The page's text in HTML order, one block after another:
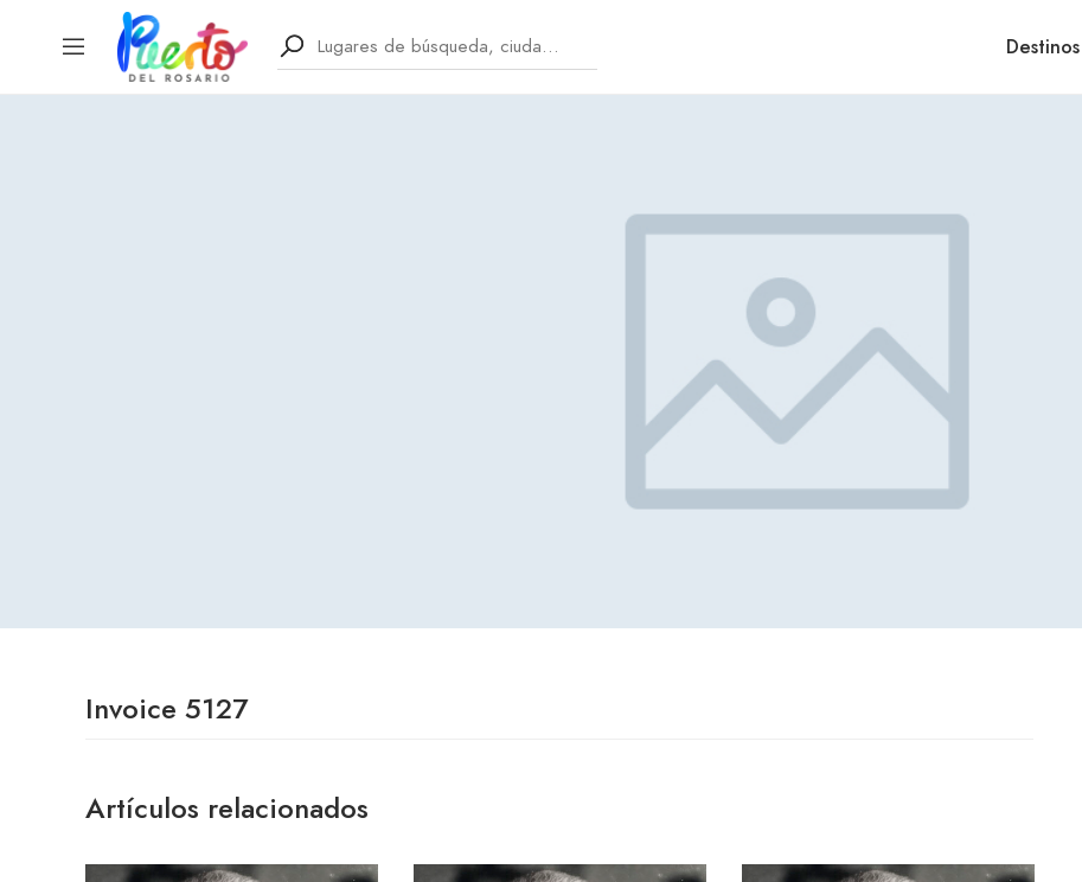
Destinos
Invoice 5127
Artículos relacionados